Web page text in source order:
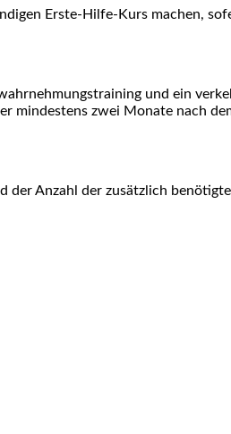
Erste-Hilfe-Kurs machen,
und ein
mindestens zwei Monate nach
Anzahl der zusätzlich